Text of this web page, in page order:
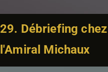
29. Débriefing chez
l'Amiral Michaux